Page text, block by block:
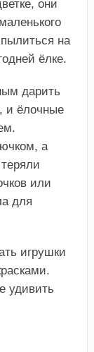
они
на
ёлке.
дарить
и ёлочные
а
или
для
игрушки
удивить